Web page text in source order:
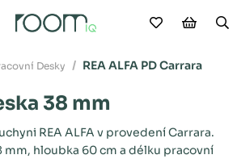
Moje
Desky REA ALFA PD Carrara
38 mm
REA ALFA v provedení Carrara.
mm, hloubka 60 cm a délku pracovní